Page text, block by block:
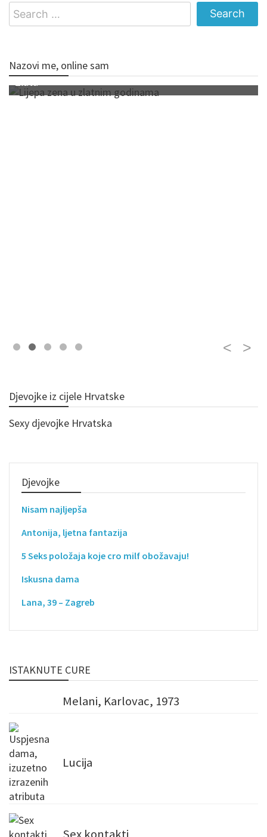
Search
for:
Nazovi me, online sam
Zlata
Djevojke iz cijele Hrvatske
Sexy djevojke Hrvatska
Djevojke
Nisam najljepša
Antonija, ljetna fantazija
5 Seks položaja koje cro milf obožavaju!
Iskusna dama
Lana, 39 – Zagreb
ISTAKNUTE CURE
Melani, Karlovac, 1973
Lucija